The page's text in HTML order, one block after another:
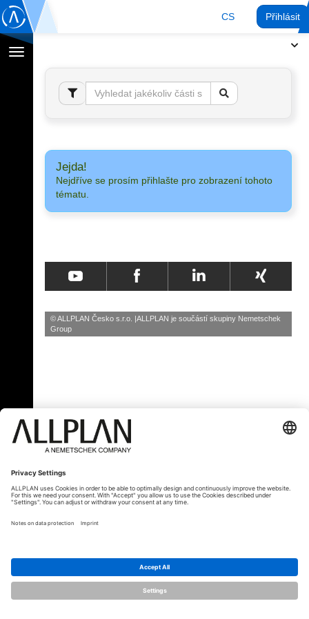
CS Přihlásit
Přepnout
navigaci
Jejda!
Nejdříve se prosím přihlašte pro zobrazení tohoto
tématu.
© ALLPLAN Česko s.r.o. ALLPLAN je součástí skupiny Nemetschek
Group